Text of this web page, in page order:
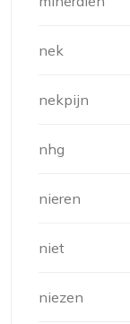
nek
nekpijn
nhg
nieren
niet
niezen